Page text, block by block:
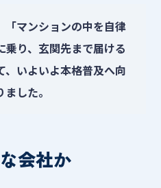
「マンションの中を自律
り、玄関先まで届ける
、いよいよ本格普及へ向
した。
会社か